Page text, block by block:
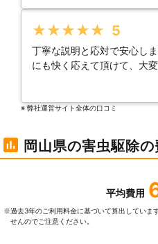
★★★★★ 5
丁寧な説明と応対で安心し
にも快く応えて頂けて、大変
※ 弊社運営サイト全体の⼝コミ
岡山県の害虫駆除
平均費用
※過去3年のご利⽤料⾦に基づいて算出していま
せんのでご注意ください。